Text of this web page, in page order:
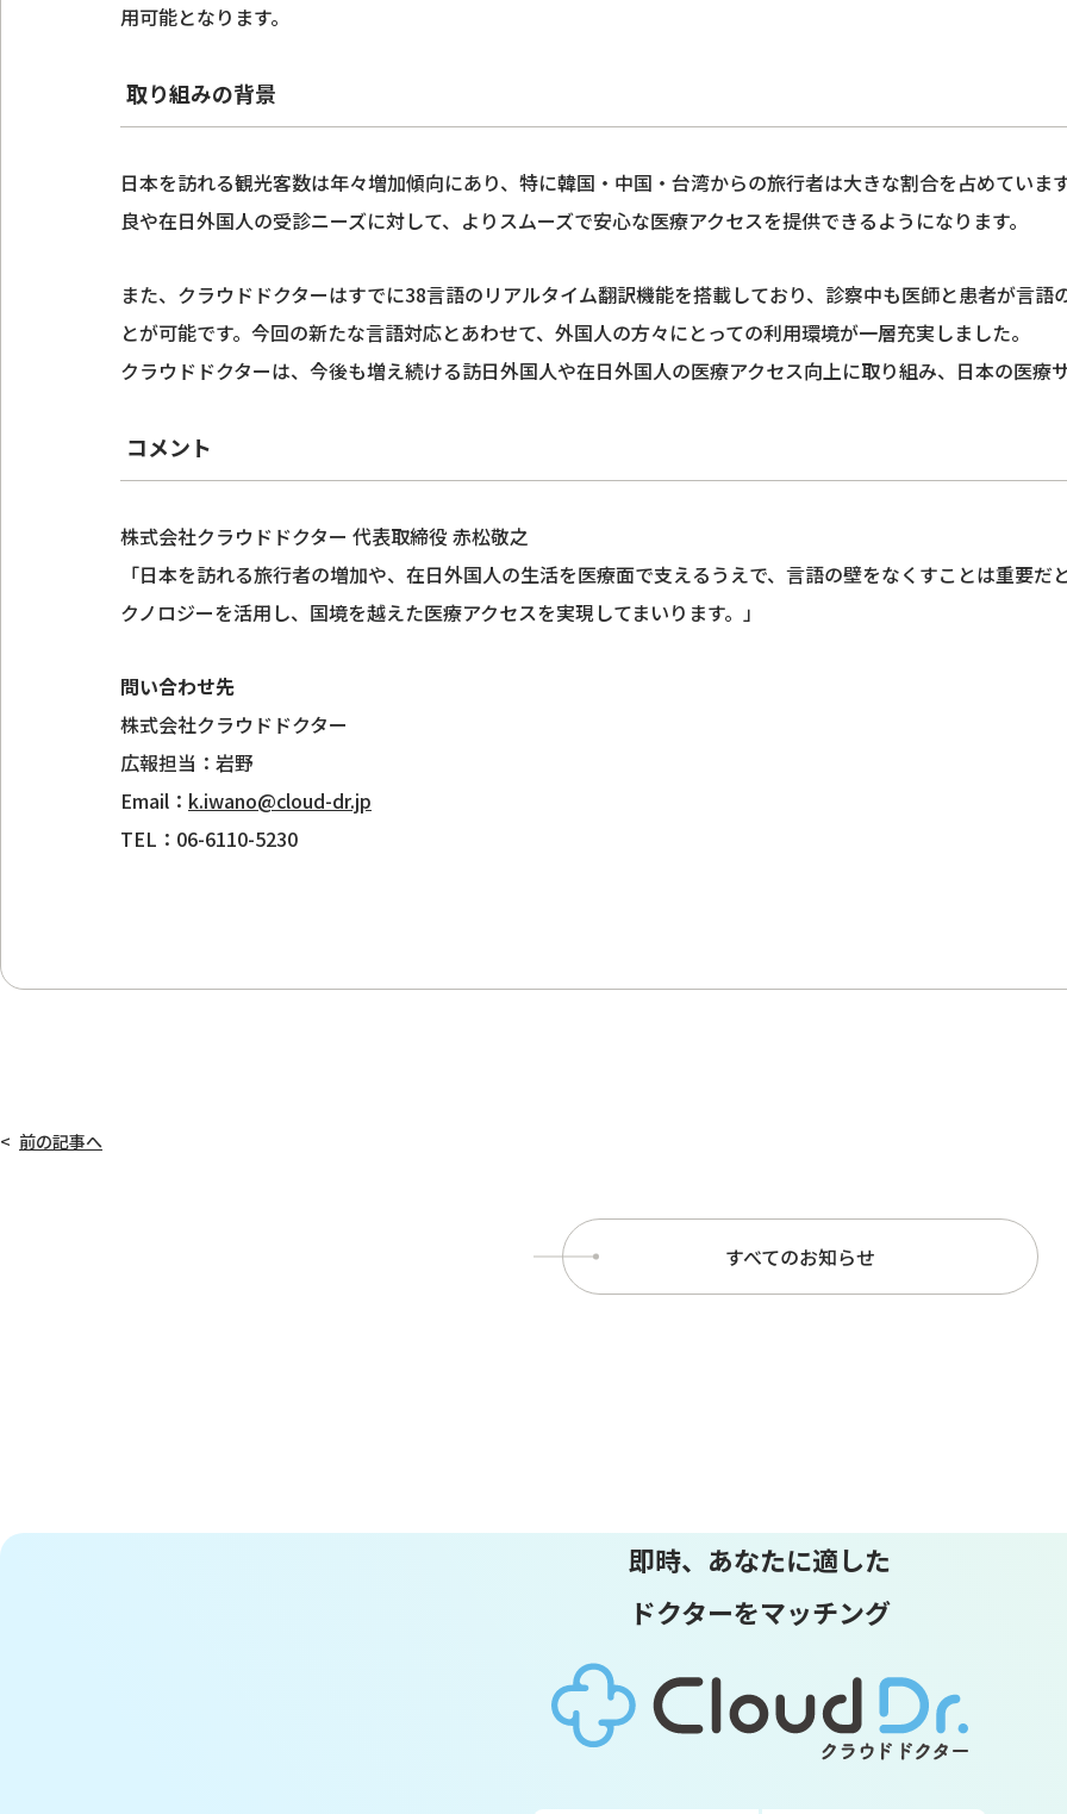
用可能となります。
取り組みの背景
日本を訪れる観光客数は年々増加傾向にあり、特に韓国・中国・台湾からの旅行者は大きな割合を占めていま
良や在日外国人の受診ニーズに対して、よりスムーズで安心な医療アクセスを提供できるようになります。
また、クラウドドクターはすでに38言語のリアルタイム翻訳機能を搭載しており、診察中も医師と患者が言
とが可能です。今回の新たな言語対応とあわせて、外国人の方々にとっての利用環境が一層充実しました。
クラウドドクターは、今後も増え続ける訪日外国人や在日外国人の医療アクセス向上に取り組み、日本の医療
コメント
株式会社クラウドドクター 代表取締役 赤松敬之
「日本を訪れる旅行者の増加や、在日外国人の生活を医療面で支えるうえで、言語の壁をなくすことは重要
クノロジーを活用し、国境を越えた医療アクセスを実現してまいります。」
問い合わせ先
株式会社クラウドドクター
広報担当：岩野
Email： k.iwano@cloud-dr.jp
TEL：06-6110-5230
前の記事へ
すべてのお知らせ
即時、あなたに適した
ドクターをマッチング